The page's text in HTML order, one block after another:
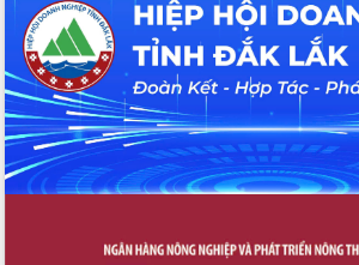
Tháo gỡ những vướng mắc, đẩy mạnh
công tác cải cách thủ tục hành chính
tại Trung tâm Phục vụ hành chính
công tỉnh
Đắk Lắk: Tôn vinh 46 giải pháp tại Hội
thi Sáng tạo Kỹ thuật 2024 - 2025
Đắk Lắk rà soát, điều chỉnh Đề án 190
Trương Công Thái kiểm tra thực địa